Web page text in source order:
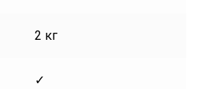
2 кг
✓